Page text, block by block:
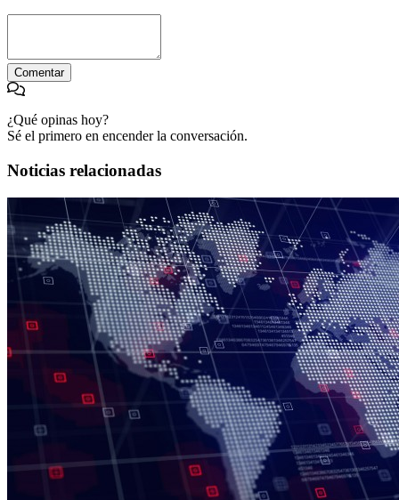
Comentar
¿Qué opinas hoy?
Sé el primero en encender la conversación.
Noticias relacionadas